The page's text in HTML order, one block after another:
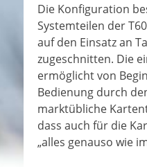
Die Konfiguration
Systemteilen der
auf den Einsatz an
zugeschnitten. Die
ermöglicht von
Bedienung durch
marktübliche
dass auch für die
„alles genauso wie